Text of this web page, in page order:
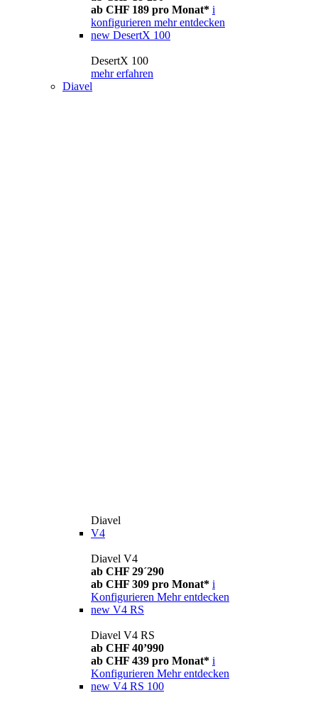
ab CHF 189 pro Monat* i
konfigurieren mehr entdecken
new DesertX 100
DesertX 100
mehr erfahren
Diavel
Diavel
V4
Diavel V4
ab CHF 29´290
ab CHF 309 pro Monat* i
Konfigurieren Mehr entdecken
new V4 RS
Diavel V4 RS
ab CHF 40’990
ab CHF 439 pro Monat* i
Konfigurieren Mehr entdecken
new V4 RS 100